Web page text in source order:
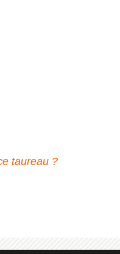
taureau ?